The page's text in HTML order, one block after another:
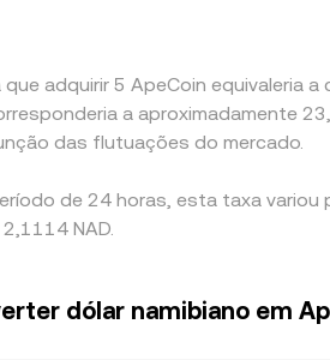
adquirir 5 ApeCoin equivaleria a
a aproximadamente
das flutuações do mercado.
de 24 horas, esta taxa
NAD.
dólar namibiano em